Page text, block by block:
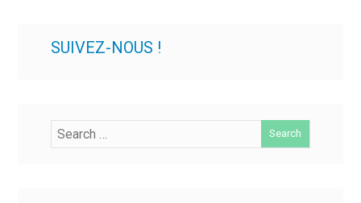
SUIVEZ-NOUS !